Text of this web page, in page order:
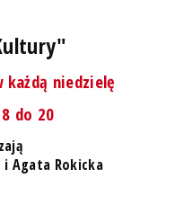
niedzielę
do 20
i Agata Rokicka